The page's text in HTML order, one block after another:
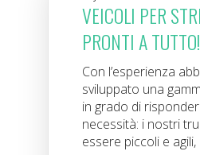
VEICOLI PER
PRONTI A TUTTO!
Con l’esperienza
sviluppato una
in grado di
necessità: i nostri
essere piccoli e agili,